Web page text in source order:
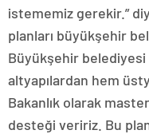
istememiz gerekir.”
planları büyükşehir
Büyükşehir
altyapılardan hem
Bakanlık olarak
desteği veririz. Bu